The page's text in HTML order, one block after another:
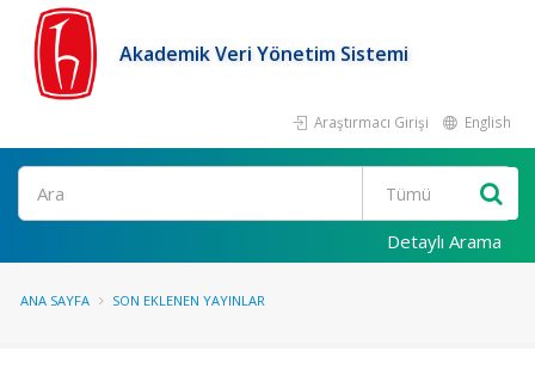
Akademik Veri Yönetim Sistemi
Araştırmacı Girişi English
Ara
Detaylı Arama
ANA SAYFA SON EKLENEN YAYINLAR